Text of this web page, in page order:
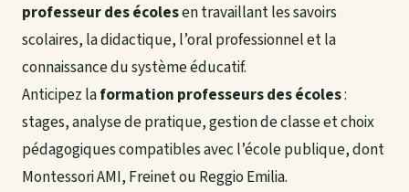
professeur des écolesen travaillant les savoirs
scolaires, la didactique, l’oral professionnel et la
connaissance du système éducatif.
Anticipez laformation professeurs des écoles:
stages, analyse de pratique, gestion de classe et choix
pédagogiques compatibles avec l’école publique, dont
Montessori AMI, Freinet ou Reggio Emilia.